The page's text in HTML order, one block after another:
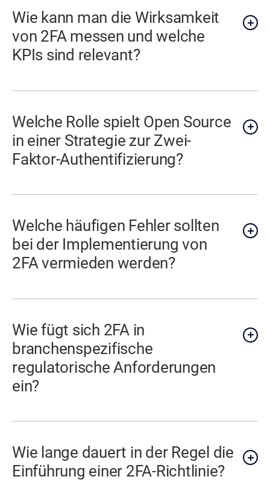
Wie kann man die Wirksamkeit
von 2FA messen und welche
KPIs sind relevant?
Welche Rolle spielt Open Source
in einer Strategie zur Zwei-
Faktor-Authentifizierung?
Welche häufigen Fehler sollten
bei der Implementierung von
2FA vermieden werden?
Wie fügt sich 2FA in
branchenspezifische
regulatorische Anforderungen
ein?
Wie lange dauert in der Regel die
Einführung einer 2FA-Richtlinie?